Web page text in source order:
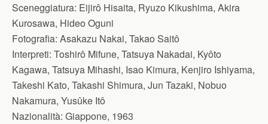
Sceneggiatura: Eijirô Hisaita, Ryuzo Kikushima, Akira
Kurosawa, Hideo Oguni
Fotografia: Asakazu Nakai, Takao Saitô
Interpreti: Toshirô Mifune, Tatsuya Nakadai, Kyôto
Kagawa, Tatsuya Mihashi, Isao Kimura, Kenjiro Ishiyama,
Takeshi Kato, Takashi Shimura, Jun Tazaki, Nobuo
Nakamura, Yusûke Itô
Nazionalità: Giappone, 1963